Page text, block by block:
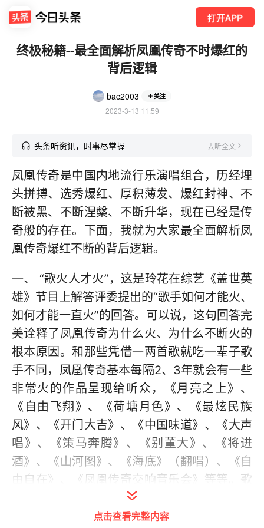
打开APP
终极秘籍--最全面解析凤凰传奇不时爆红的
背后逻辑
bac2003 关注
2023-3-13 11:59
头条听资讯，时事尽掌握 去听全文
凤凰传奇是中国内地流行乐演唱组合，历经埋
头拼搏、选秀爆红、厚积薄发、爆红封神、不
断被黑、不断涅槃、不断升华，现在已经是传
奇般的存在。下面，我就为大家最全面解析凤
凰传奇爆红不断的背后逻辑。
一、 “歌火人才火”，这是玲花在综艺《盖世英
雄》节目上解答评委提出的“歌手如何才能火、
如何才能一直火”的回答。可以说，这句回答完
美诠释了凤凰传奇为什么火、为什么不断火的
根本原因。和那些凭借一两首歌就吃一辈子歌
手不同，凤凰传奇基本每隔2、3年就会有一些
非常火的作品呈现给听众，《月亮之上》、
《自由飞翔》、《荷塘月色》、《最炫民族
风》、《开门大吉》、《中国味道》、《大声
唱》、《策马奔腾》、《别董大》、《将进
酒》、《山河图》、《海底》（翻唱）、《自
由自在》、《凤凰传奇交响音乐会》等等。歌
火不一定歌手火，但是，隔三岔五的就出几首
火歌，歌手想不火、想不著名都是挡住不的。
点击查看完整内容